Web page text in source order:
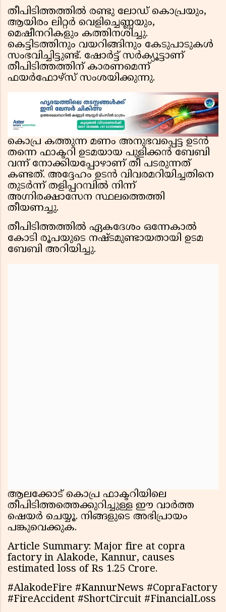
തീപിടിത്തത്തിൽ രണ്ടു ലോഡ് കൊപ്രയും,
ആയിരം ലിറ്റർ വെളിച്ചെണ്ണയും,
മെഷീനറികളും കത്തിനശിച്ചു.
കെട്ടിടത്തിനും വയറിങ്ങിനും കേടുപാടുകൾ
സംഭവിച്ചിട്ടുണ്ട്. ഷോർട്ട് സർക്യൂട്ടാണ്
തീപിടിത്തത്തിന് കാരണമെന്ന്
ഫയർഫോഴ്സ് സംശയിക്കുന്നു.
കൊപ്ര കത്തുന്ന മണം അനുഭവപ്പെട്ട ഉടൻ
തന്നെ ഫാക്ടറി ഉടമയായ പുളിക്കൻ ബേബി
വന്ന് നോക്കിയപ്പോഴാണ് തീ പടരുന്നത്
കണ്ടത്. അദ്ദേഹം ഉടൻ വിവരമറിയിച്ചതിനെ
തുടർന്ന് തളിപ്പറമ്പിൽ നിന്ന്
അഗ്നിരക്ഷാസേന സ്ഥലത്തെത്തി
തീയണച്ചു.
തീപിടിത്തത്തിൽ ഏകദേശം ഒന്നേകാൽ
കോടി രൂപയുടെ നഷ്ടമുണ്ടായതായി ഉടമ
ബേബി അറിയിച്ചു.
ആലക്കോട് കൊപ്ര ഫാക്ടറിയിലെ
തീപിടിത്തത്തെക്കുറിച്ചുള്ള ഈ വാർത്ത
ഷെയർ ചെയ്യൂ. നിങ്ങളുടെ അഭിപ്രായം
പങ്കുവെക്കുക.
Article Summary: Major fire at copra
factory in Alakode, Kannur, causes
estimated loss of Rs 1.25 Crore.
#AlakodeFire #KannurNews #CopraFactory
#FireAccident #ShortCircuit #FinancialLoss